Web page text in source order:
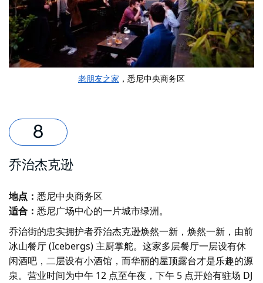
老朋友之家 ，悉尼中央商务区
乔治杰克逊
地点： 悉尼中央商务区
适合： 悉尼广场中心的一片城市绿洲。
乔治街的忠实拥护者乔治杰克逊焕然一新，焕然一新，由前
冰山餐厅 (Icebergs) 主厨掌舵。这家多层餐厅一层设有休
闲酒吧，二层设有小酒馆，而华丽的屋顶露台才是乐趣的源
泉。营业时间为中午 12 点至午夜，下午 5 点开始有驻场 DJ